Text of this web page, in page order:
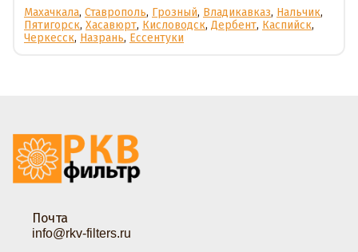
Махачкала, Ставрополь, Грозный, Владикавказ, Нальчик,
Пятигорск, Хасавюрт, Кисловодск, Дербент, Каспийск,
Черкесск, Назрань, Ессентуки
Почта
info@rkv-filters.ru